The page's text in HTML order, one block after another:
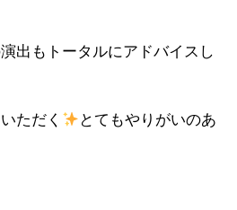
出もトータルにアドバイスし
ただく
とてもやりがいのあ